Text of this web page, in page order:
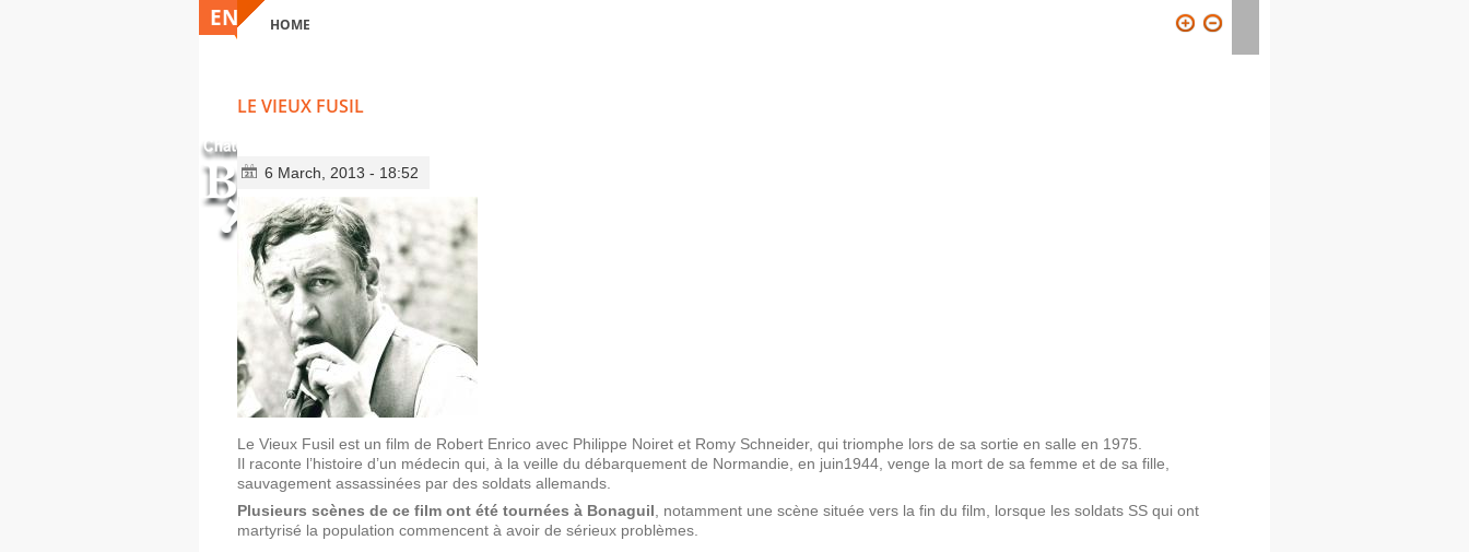
CONTACT
ENGLISH
HOME
LE VIEUX FUSIL
6 March, 2013 - 18:52
Le Vieux Fusil est un film de Robert Enrico avec Philippe Noiret et Romy Schneider, qui triomphe lors de sa sortie en salle en 1975.
Il raconte l’histoire d’un médecin qui, à la veille du débarquement de Normandie, en juin1944, venge la mort de sa femme et de sa fille,
sauvagement assassinées par des soldats allemands.
Plusieurs scènes de ce film ont été tournées à Bonaguil, notamment une scène située vers la fin du film, lorsque les soldats SS qui ont
martyrisé la population commencent à avoir de sérieux problèmes.